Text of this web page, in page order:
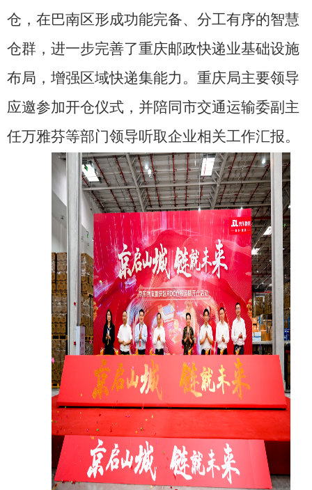
仓，在巴南区形成功能完备、分工有序的智慧
仓群，进一步完善了重庆邮政快递业基础设施
布局，增强区域快递集能力。重庆局主要领导
应邀参加开仓仪式，并陪同市交通运输委副主
任万雅芬等部门领导听取企业相关工作汇报。